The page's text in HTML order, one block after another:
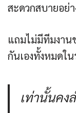
สะดวกสบายอย่
แถมไม่มีทีมงา
กันเองทั้งหมดใ
เท่านั้นคง